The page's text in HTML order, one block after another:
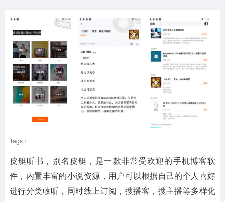
金融理财 新闻资讯 游戏辅助
安卓其它
Tags：
皮艇听书，别名皮艇，是一款非常受欢迎的手机博客软
件，内置丰富的小说资源，用户可以根据自己的个人喜好
进行分类收听，同时线上订阅，搜播客，搜主播等多样化